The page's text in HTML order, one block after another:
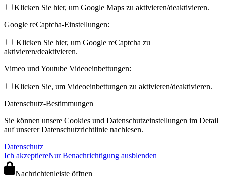
Klicken Sie hier, um Google Maps zu aktivieren/deaktivieren.
Google reCaptcha-Einstellungen:
Klicken Sie hier, um Google reCaptcha zu
aktivieren/deaktivieren.
Vimeo und Youtube Videoeinbettungen:
Klicken Sie, um Videoeinbettungen zu aktivieren/deaktivieren.
Datenschutz-Bestimmungen
Sie können unsere Cookies und Datenschutzeinstellungen im Detail
auf unserer Datenschutzrichtlinie nachlesen.
Datenschutz
Ich akzeptiereNur Benachrichtigung ausblenden
Nachrichtenleiste öffnen